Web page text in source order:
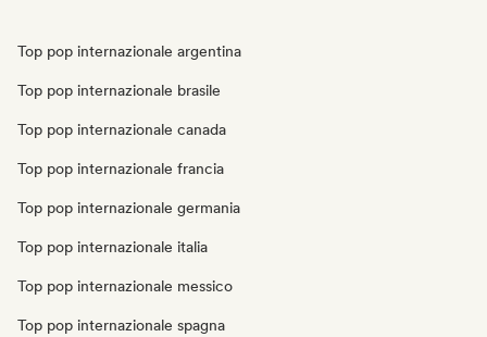
Top pop internazionale argentina
Top pop internazionale brasile
Top pop internazionale canada
Top pop internazionale francia
Top pop internazionale germania
Top pop internazionale italia
Top pop internazionale messico
Top pop internazionale spagna